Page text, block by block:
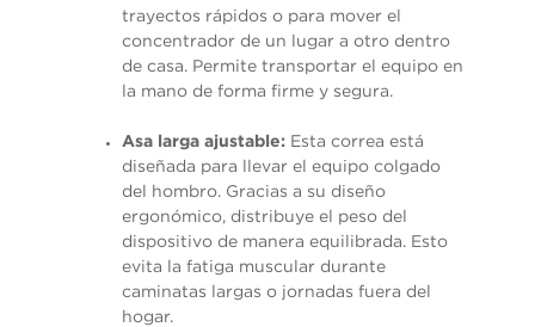
trayectos rápidos o para mover el
concentrador de un lugar a otro dentro
de casa. Permite transportar el equipo en
la mano de forma firme y segura.
Asa larga ajustable: Esta correa está
diseñada para llevar el equipo colgado
del hombro. Gracias a su diseño
ergonómico, distribuye el peso del
dispositivo de manera equilibrada. Esto
evita la fatiga muscular durante
caminatas largas o jornadas fuera del
hogar.